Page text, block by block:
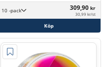
10 -pack 309,90 kr
30,99 kr/st
Köp